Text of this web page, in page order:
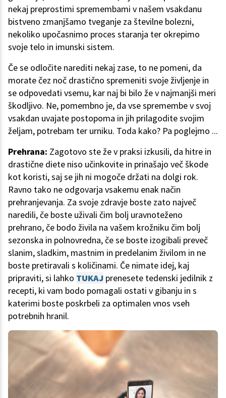
nekaj preprostimi spremembami v našem vsakdanu
bistveno zmanjšamo tveganje za številne bolezni,
nekoliko upočasnimo proces staranja ter okrepimo
svoje telo in imunski sistem.
Če se odločite narediti nekaj zase, to ne pomeni, da
morate čez noč drastično spremeniti svoje življenje in
se odpovedati vsemu, kar naj bi bilo že v najmanjši meri
škodljivo. Ne, pomembno je, da vse spremembe v svoj
vsakdan uvajate postopoma in jih prilagodite svojim
željam, potrebam ter urniku. Toda kako? Pa poglejmo ...
Prehrana: Zagotovo ste že v praksi izkusili, da hitre in
drastične diete niso učinkovite in prinašajo več škode
kot koristi, saj se jih ni mogoče držati na dolgi rok.
Ravno tako ne odgovarja vsakemu enak način
prehranjevanja. Za svoje zdravje boste zato največ
naredili, če boste uživali čim bolj uravnoteženo
prehrano, če bodo živila na vašem krožniku čim bolj
sezonska in polnovredna, če se boste izogibali preveč
slanim, sladkim, mastnim in predelanim živilom in ne
boste pretiravali s količinami. Če nimate idej, kaj
pripraviti, si lahko TUKAJ prenesete tedenski jedilnik z
recepti, ki vam bodo pomagali ostati v gibanju in s
katerimi boste poskrbeli za optimalen vnos vseh
potrebnih hranil.